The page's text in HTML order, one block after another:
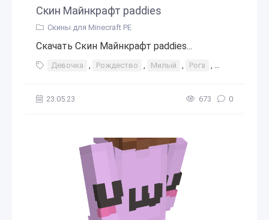
Скин Майнкрафт paddies
Скины для Minecraft PE
Скачать Скин Майнкрафт paddies...
Девочка , Рождество , Милый , Рога , Каваи
23.05.23 673 0